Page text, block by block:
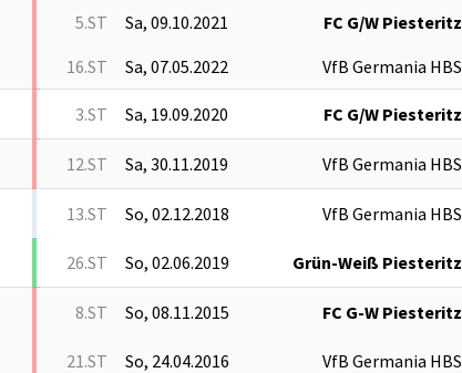
5.ST Sa, 09.10.2021 FC G/W Piesteritz
16.ST
Sa, 07.05.2022 VfB Germania HBS
3.ST Sa, 19.09.2020 FC G/W Piesteritz
12.ST Sa, 30.11.2019 VfB Germania HBS
13.ST So, 02.12.2018 VfB Germania HBS
26.ST So, 02.06.2019 Grün-Weiß Piesteritz
8.ST So, 08.11.2015 FC G-W Piesteritz
21.ST So, 24.04.2016 VfB Germania HBS